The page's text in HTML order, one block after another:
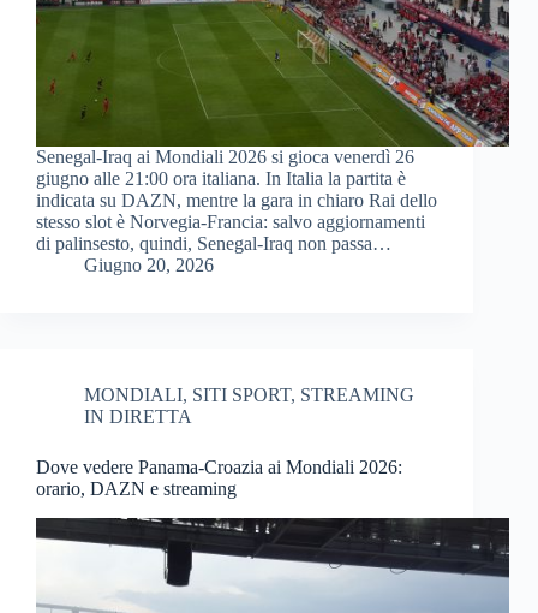
Senegal-Iraq ai Mondiali 2026 si gioca venerdì 26
giugno alle 21:00 ora italiana. In Italia la partita è
indicata su DAZN, mentre la gara in chiaro Rai dello
stesso slot è Norvegia-Francia: salvo aggiornamenti
di palinsesto, quindi, Senegal-Iraq non passa…
Giugno 20, 2026
MONDIALI, SITI SPORT, STREAMING
IN DIRETTA
Dove vedere Panama-Croazia ai Mondiali 2026:
orario, DAZN e streaming